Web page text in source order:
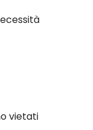
vietati